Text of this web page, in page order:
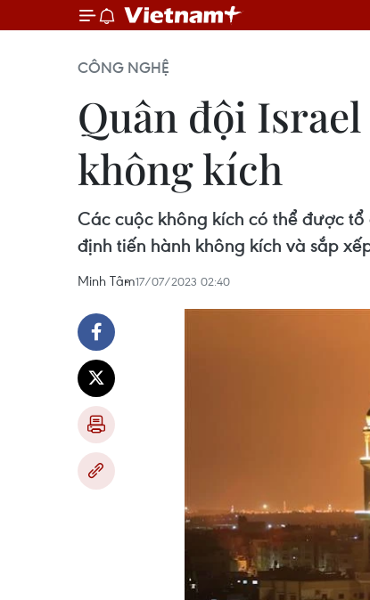
CÔNG NGHỆ
Quân đội
không kích
Các cuộc không kích có thể được
định tiến hành không kích và sắp
Minh Tâm17/07/2023 02:40